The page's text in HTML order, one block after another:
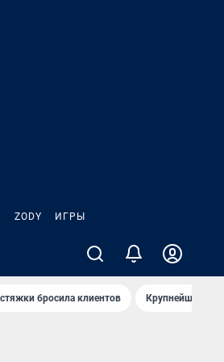
ZODY ИГРЫ
бросила клиентов Крупнейшие